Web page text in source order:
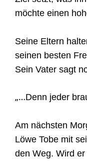
möchte einen
Seine Eltern
seinen besten
Sein Vater sagt
„…Denn jeder
Am nächsten
Löwe Tobe mit
den Weg. Wird